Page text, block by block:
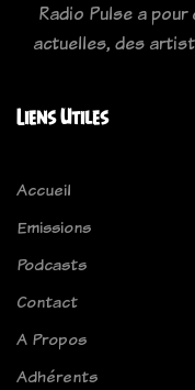
Radio Pulse a
actuelles, des
Liens Utiles
Accueil
Emissions
Podcasts
Contact
A Propos
Adhérents